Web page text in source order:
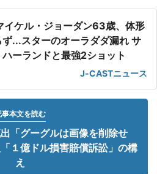
イケル・ジョーダン63歳、体形
ず...スターのオーラダダ漏れ サ
ハーランドと最強2ショット
J-CASTニュース
事本文を読む
「グーグルは画像を削除せ
１億ドル損害賠償訴訟」の構
え